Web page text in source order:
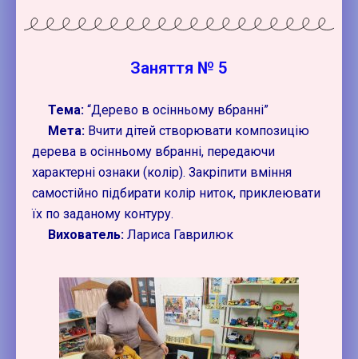
Заняття № 5
Тема: “Дерево в осінньому вбранні”
Мета: Вчити дітей створювати композицію
дерева в осінньому вбранні, передаючи
характерні ознаки (колір). Закріпити вміння
самостійно підбирати колір ниток, приклеювати
їх по заданому контуру.
Вихователь: Лариса Гаврилюк